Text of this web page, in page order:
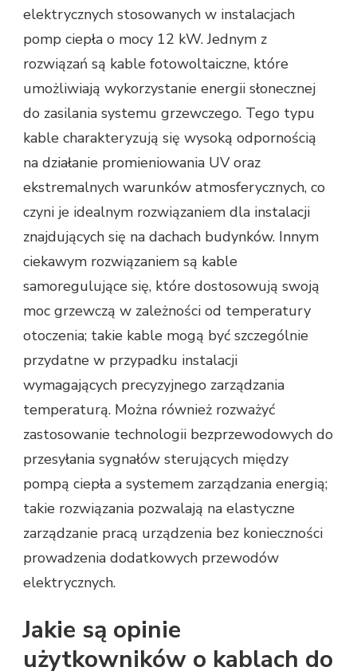
elektrycznych stosowanych w instalacjach
pomp ciepła o mocy 12 kW. Jednym z
rozwiązań są kable fotowoltaiczne, które
umożliwiają wykorzystanie energii słonecznej
do zasilania systemu grzewczego. Tego typu
kable charakteryzują się wysoką odpornością
na działanie promieniowania UV oraz
ekstremalnych warunków atmosferycznych, co
czyni je idealnym rozwiązaniem dla instalacji
znajdujących się na dachach budynków. Innym
ciekawym rozwiązaniem są kable
samoregulujące się, które dostosowują swoją
moc grzewczą w zależności od temperatury
otoczenia; takie kable mogą być szczególnie
przydatne w przypadku instalacji
wymagających precyzyjnego zarządzania
temperaturą. Można również rozważyć
zastosowanie technologii bezprzewodowych do
przesyłania sygnałów sterujących między
pompą ciepła a systemem zarządzania energią;
takie rozwiązania pozwalają na elastyczne
zarządzanie pracą urządzenia bez konieczności
prowadzenia dodatkowych przewodów
elektrycznych.
Jakie są opinie
użytkowników o kablach do